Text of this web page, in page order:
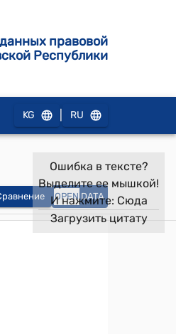
правовой
Республики
KG RU
OPEN DATA
Ошибка в тексте?
Выделите ее мышкой!
И нажмите: Сюда
Загрузить цитату